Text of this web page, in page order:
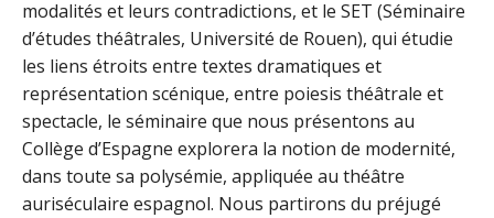
modalités et leurs contradictions, et le SET (Séminaire
d’études théâtrales, Université de Rouen), qui étudie
les liens étroits entre textes dramatiques et
représentation scénique, entre poiesis théâtrale et
spectacle, le séminaire que nous présentons au
Collège d’Espagne explorera la notion de modernité,
dans toute sa polysémie, appliquée au théâtre
auriséculaire espagnol. Nous partirons du préjugé